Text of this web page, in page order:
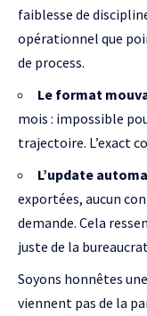
faiblesse de
opérationnel que
de process.
Le format
mois : impossible
trajectoire. L’exact
L’update
exportées, aucun
demande. Cela
juste de la
Soyons honnêtes
viennent pas de la